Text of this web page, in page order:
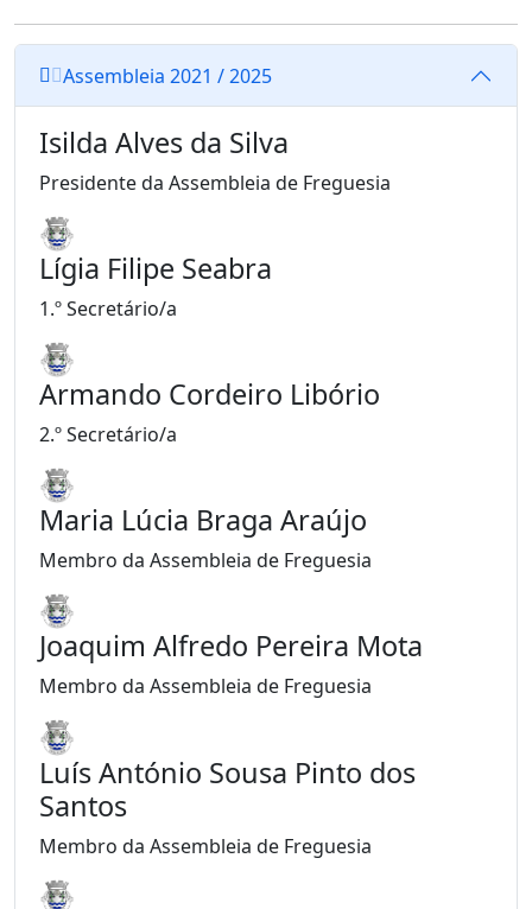
Assembleia 2021 / 2025
Isilda Alves da Silva
Presidente da Assembleia de Freguesia
Lígia Filipe Seabra
1.º Secretário/a
Armando Cordeiro Libório
2.º Secretário/a
Maria Lúcia Braga Araújo
Membro da Assembleia de Freguesia
Joaquim Alfredo Pereira Mota
Membro da Assembleia de Freguesia
Luís António Sousa Pinto dos
Santos
Membro da Assembleia de Freguesia